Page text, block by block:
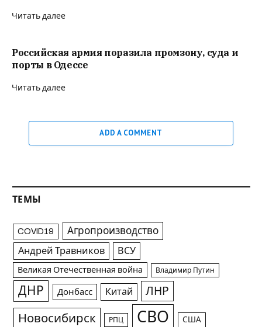
Читать далее
Российская армия поразила промзону, суда и
порты в Одессе
Читать далее
ADD A COMMENT
ТЕМЫ
COVID19 Агропроизводство
Андрей Травников ВСУ
Великая Отечественная война Владимир Путин
ДНР Донбасс Китай ЛНР
Новосибирск РПЦ СВО США